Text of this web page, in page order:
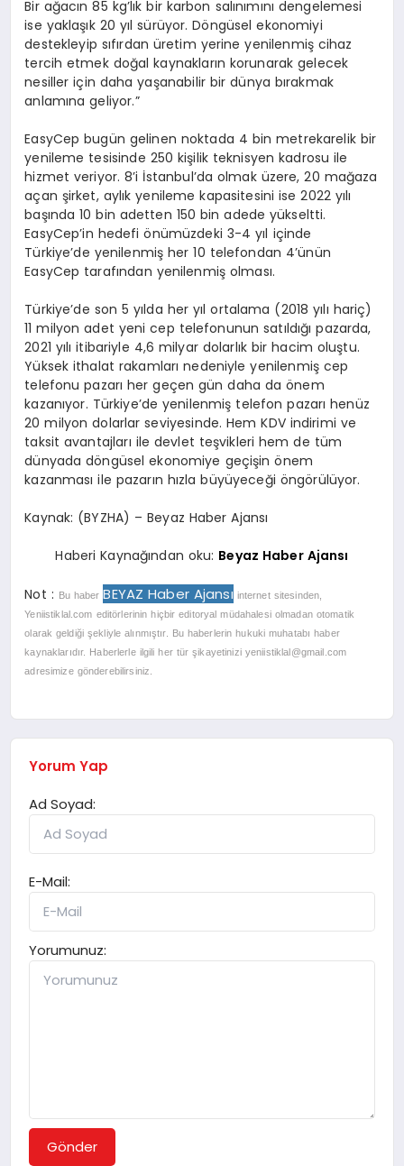
Bir ağacın 85 kg’lık bir karbon salınımını dengelemesi
ise yaklaşık 20 yıl sürüyor. Döngüsel ekonomiyi
destekleyip sıfırdan üretim yerine yenilenmiş cihaz
tercih etmek doğal kaynakların korunarak gelecek
nesiller için daha yaşanabilir bir dünya bırakmak
anlamına geliyor.”
EasyCep bugün gelinen noktada 4 bin metrekarelik bir
yenileme tesisinde 250 kişilik teknisyen kadrosu ile
hizmet veriyor. 8’i İstanbul’da olmak üzere, 20 mağaza
açan şirket, aylık yenileme kapasitesini ise 2022 yılı
başında 10 bin adetten 150 bin adede yükseltti.
EasyCep’in hedefi önümüzdeki 3-4 yıl içinde
Türkiye’de yenilenmiş her 10 telefondan 4’ünün
EasyCep tarafından yenilenmiş olması.
Türkiye’de son 5 yılda her yıl ortalama (2018 yılı hariç)
11 milyon adet yeni cep telefonunun satıldığı pazarda,
2021 yılı itibariyle 4,6 milyar dolarlık bir hacim oluştu.
Yüksek ithalat rakamları nedeniyle yenilenmiş cep
telefonu pazarı her geçen gün daha da önem
kazanıyor. Türkiye’de yenilenmiş telefon pazarı henüz
20 milyon dolarlar seviyesinde. Hem KDV indirimi ve
taksit avantajları ile devlet teşvikleri hem de tüm
dünyada döngüsel ekonomiye geçişin önem
kazanması ile pazarın hızla büyüyeceği öngörülüyor.
Kaynak: (BYZHA) – Beyaz Haber Ajansı
Haberi Kaynağından oku: Beyaz Haber Ajansı
Not : Bu haber BEYAZ Haber Ajansı internet sitesinden,
Yeniistiklal.com editörlerinin hiçbir editoryal müdahalesi olmadan otomatik
olarak geldiği şekliyle alınmıştır. Bu haberlerin hukuki muhatabı haber
kaynaklarıdır. Haberlerle ilgili her tür şikayetinizi yeniistiklal@gmail.com
adresimize gönderebilirsiniz.
Yorum Yap
Ad Soyad:
E-Mail:
Yorumunuz:
Gönder